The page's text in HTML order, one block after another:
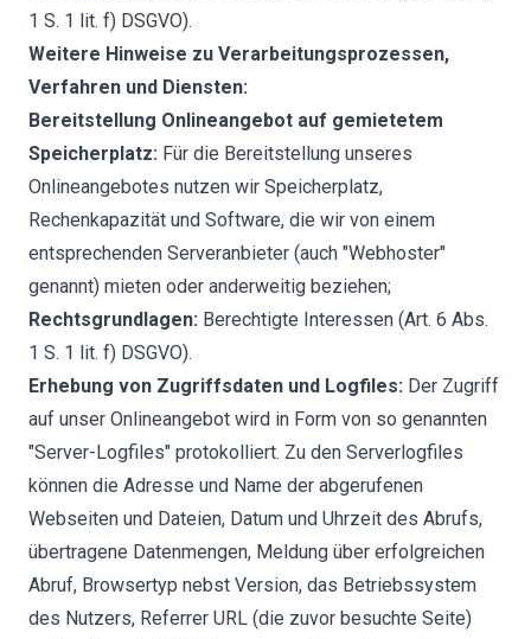
1 S. 1 lit. f) DSGVO).
Weitere Hinweise zu Verarbeitungsprozessen,
Verfahren und Diensten:
Bereitstellung Onlineangebot auf gemietetem
Speicherplatz: Für die Bereitstellung unseres
Onlineangebotes nutzen wir Speicherplatz,
Rechenkapazität und Software, die wir von einem
entsprechenden Serveranbieter (auch "Webhoster"
genannt) mieten oder anderweitig beziehen;
Rechtsgrundlagen: Berechtigte Interessen (Art. 6 Abs.
1 S. 1 lit. f) DSGVO).
Erhebung von Zugriffsdaten und Logfiles: Der Zugriff
auf unser Onlineangebot wird in Form von so genannten
"Server-Logfiles" protokolliert. Zu den Serverlogfiles
können die Adresse und Name der abgerufenen
Webseiten und Dateien, Datum und Uhrzeit des Abrufs,
übertragene Datenmengen, Meldung über erfolgreichen
Abruf, Browsertyp nebst Version, das Betriebssystem
des Nutzers, Referrer URL (die zuvor besuchte Seite)